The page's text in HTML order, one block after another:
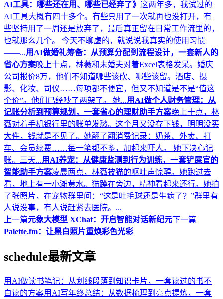
AI工具：哪些还在用、哪些已经弃了》 这两年多，我试过的
AI工具大概有四十多个。有些只用了一次就再也没打开，有
些坚持用了一周还是放弃了，最后真正留在日常工作流里的，
也就那么几个。 今天不聊虚的，就说说我真实的使用习惯
——...用AI做婚礼筹备：从预算分配到流程设计，一套新人的
省心方案晚上十点，林薇和未婚夫对着Excel表格发呆。婚庆
公司报价8万，他们不知道哪些该砍、哪些该留。酒店、摄
影、化妆、司仪……每项都不便宜，但又不知道是不是“值这
个价”。他们已经吵了两架了。 她...用AI做个人财务管理：从
记账分析到预算规划，一套省心的理财助手方案晚上十点，林
薇对着手机银行里的账单发愁。这个月又没存下钱，明明没买
大件，钱就是不见了。她翻了翻消费记录：奶茶、外卖、打
车、会员续费……每一笔都不多，加起来吓人。 她下决心记
账。三天...用AI养宠：从健康监测到行为训练，一套铲屎官的
智能助手方案凌晨两点，林薇被猫的呕吐声惊醒。她跑过去
看，地上有一小滩黄水。猫蹲在旁边，精神看起来还行。她拍
了张照片，在宠物群里问：“这是吐毛球还是生病了？”群里有
人说没事，有人说赶紧去医院。...
上一篇元象大模型 XChat：开启智能对话新纪元下一篇
Palette.fm：让黑白照片重焕彩色光彩
schedule最新文章
用AI做读书笔记：从划线段落到知识卡片，一套读过的书不
白读的方案用AI写年终总结：从数据梳理到亮点提炼，一套